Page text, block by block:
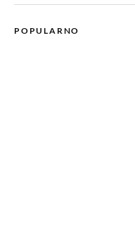
POPULARNO